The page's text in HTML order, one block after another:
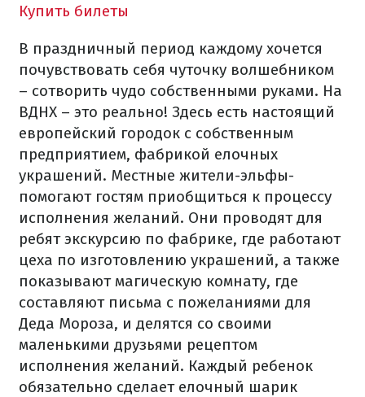
Купить билеты
В праздничный период каждому хочется
почувствовать себя чуточку волшебником
– сотворить чудо собственными руками. На
ВДНХ – это реально! Здесь есть настоящий
европейский городок с собственным
предприятием, фабрикой елочных
украшений. Местные жители-эльфы-
помогают гостям приобщиться к процессу
исполнения желаний. Они проводят для
ребят экскурсию по фабрике, где работают
цеха по изготовлению украшений, а также
показывают магическую комнату, где
составляют письма с пожеланиями для
Деда Мороза, и делятся со своими
маленькими друзьями рецептом
исполнения желаний. Каждый ребенок
обязательно сделает елочный шарик